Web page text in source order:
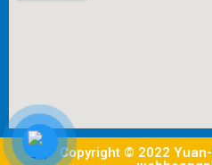
Copyright © 2022